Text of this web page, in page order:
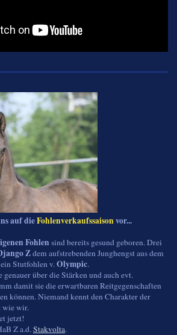
auf dieFohlenverkaufssaison vor...
Fohlen sind bereits gesund geboren. Drei
Zdem aufstrebenden Junghengst aus dem
Stutfohlen v.Olympic.
über die Stärken und auch evt.
damit sie die erwartbaren Reitgegenschaften
können. Niemand kennt den Charakter der
wie wir.
jetzt!
Z a.d.Stakvolta.